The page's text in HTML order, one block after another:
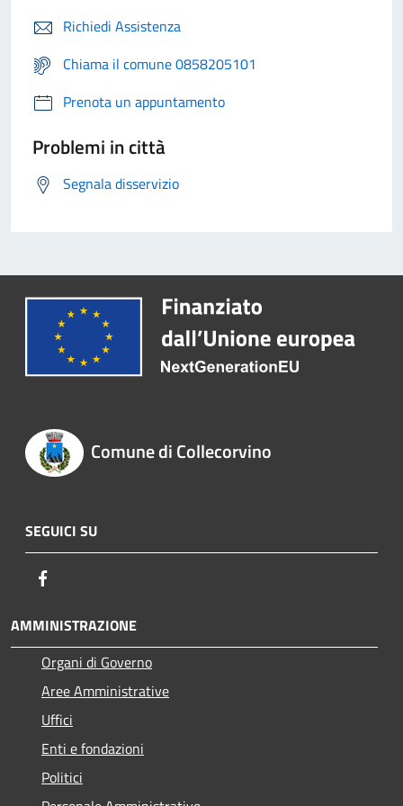
Richiedi Assistenza
Chiama il comune 0858205101
Prenota un appuntamento
Problemi in città
Segnala disservizio
Comune di Collecorvino
SEGUICI SU
AMMINISTRAZIONE
Organi di Governo
Aree Amministrative
Uffici
Enti e fondazioni
Politici